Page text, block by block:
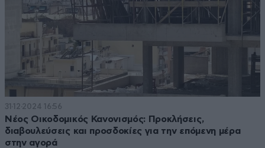
31·12·2024 16:56
Νέος Οικοδομικός Κανονισμός: Προκλήσεις,
διαβουλεύσεις και προσδοκίες για την επόμενη μέρα
στην αγορά